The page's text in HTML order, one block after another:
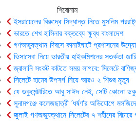
শিরোনাম
ইসরায়েলের বিরুদ্ধে সিদ্ধান্ত নিতে মুসলিম
ভারতে শেখ হাসিনার বক্তব্যে ক্ষুব্ধ বাংলাদেশ
গণঅভ্যুত্থান দিবসে কানাইঘাটে প্রশাসনের
ভিসাসেবা নিয়ে ভারতীয় হাইকমিশনের সতর্কতা জারি
জ্বালানি সংকট কাটতে সময় লাগবে: সিলেটে
সিলেটে হামের উপসর্গ নিয়ে আরও ২ শিশুর মৃত্যু
যে ডকুমেন্টারিতে আবু সাঈদ নেই, সেটি কোনো
সুনামগঞ্জে কলেজছাত্রী ‘ধর্ষণ’র অভিযোগে
জুলাই গণঅভ্যুত্থানে সিলেটের ৭ শহীদের